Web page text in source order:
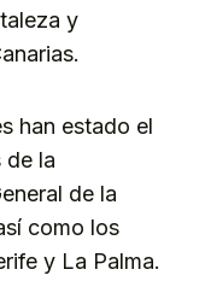
y
han estado el
de la
de la
como los
y La Palma.